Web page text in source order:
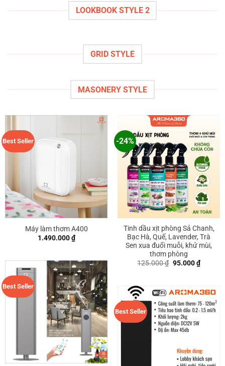
LOOKBOOK STYLE 2
GRID STYLE
MASONERY STYLE
Best Seller
Máy làm thơm A400
1.490.000₫
-24%
Tinh dầu xịt phòng Sả Chanh,
Bạc Hà, Quế, Lavender, Trà
Sen xua đuổi muỗi, khử mùi,
thơm phòng
125.000₫ Giá
95.000₫Giá
hiện
95.000
Best Seller
Best Seller